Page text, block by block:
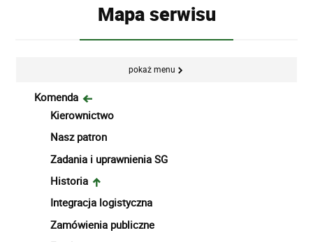
Mapa serwisu
pokaż menu
Komenda
Kierownictwo
Nasz patron
Zadania i uprawnienia SG
Historia
Integracja logistyczna
Zamówienia publiczne